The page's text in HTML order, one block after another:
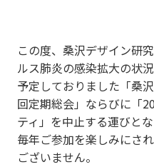
この度、桑沢デザイン研
ルス肺炎の感染拡大の状
予定しておりました「桑
回定期総会」ならびに「
ティ」を中止する運びとな
毎年ご参加を楽しみにさ
ございません。